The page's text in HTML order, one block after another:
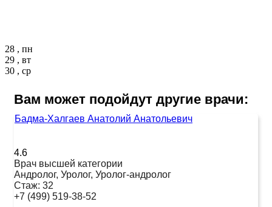
28 , пн
29 , вт
30 , ср
Вам может подойдут другие врачи:
Бадма-Халгаев Анатолий Анатольевич
4.6
Врач высшей категории
Андролог, Уролог, Уролог-андролог
Стаж: 32
+7 (499) 519-38-52